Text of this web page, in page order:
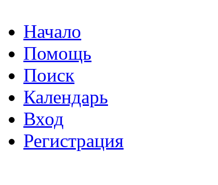
Начало
Помощь
Поиск
Календарь
Вход
Регистрация